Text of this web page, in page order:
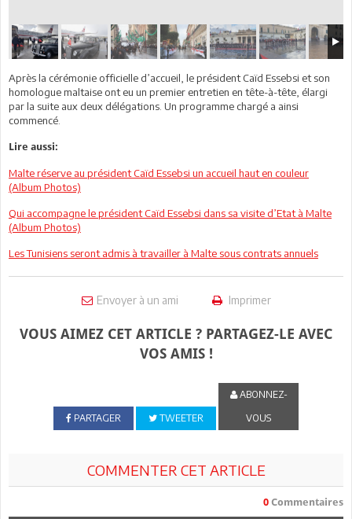
Après la cérémonie officielle d’accueil, le président Caïd Essebsi et son
homologue maltaise ont eu un premier entretien en tête-à-tête, élargi
par la suite aux deux délégations. Un programme chargé a ainsi
commencé.
Lire aussi:
Malte réserve au président Caïd Essebsi un accueil haut en couleur
(Album Photos)
Qui accompagne le président Caïd Essebsi dans sa visite d’Etat à Malte
(Album Photos)
Les Tunisiens seront admis à travailler à Malte sous contrats annuels
Envoyer à un ami Imprimer
VOUS AIMEZ CET ARTICLE ? PARTAGEZ-LE AVEC
VOS AMIS !
PARTAGER TWEETER
ABONNEZ-
VOUS
COMMENTER CET ARTICLE
0 Commentaires